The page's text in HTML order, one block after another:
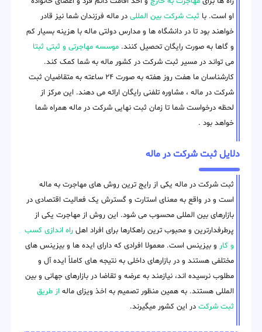
او است. با ثبت شرکت بین المللی در ماله فرزندان شما نیز قادر
خواهند بود تا در دانشگاه ها و مدارس دولتی ماله با هزینه بسیار کم
و گاها به صورت رایگان تحصیل کنند. موسسه مهاجرتی و ثبتی ثبتا
می تواند در مسیر ثبت شرکت در کشور ماله به شما کمک کند.
کارشناسان ما هفت روز هفته به صورت ۲۴ ساعته به متقاضیان ثبت
شرکت در ماله ، مشاوره تلفنی رایگان ارائه می دهند. این مرکز از
لحظه درخواست شما تا زمان ثبت نهایی شرکت در ماله همراه شما
خواهد بود .
دلایل ثبت شرکت در ماله
ثبت شرکت در ماله یکی از رایج ترین روش های مهاجرت به ماله
است و در واقع به معنای استارت و گسترش یک فعالیت اقتصادی در
بازارهای بین المللی محسوب می شود. این روش از مهاجرت یکی از
پرطرفدارترین و محبوب ترین راهکارها برای افراد اهل راه اندازی کسب
و کار و بیزینس است. معمولا افرادی که دارای ایده ها و بیزینس های
مختلفی هستند و در بازارهای داخلی به نتیجه های کاملاً ایده آل و
مطلوب نرسیده اند، نیازمند به عرضه و تقاضا در بازارهای جهانی و بین
المللی هستند. به همین منظور تصمیم به اخذ ویزای ماله از طریق
ثبت شرکت در این کشور میگیرند.